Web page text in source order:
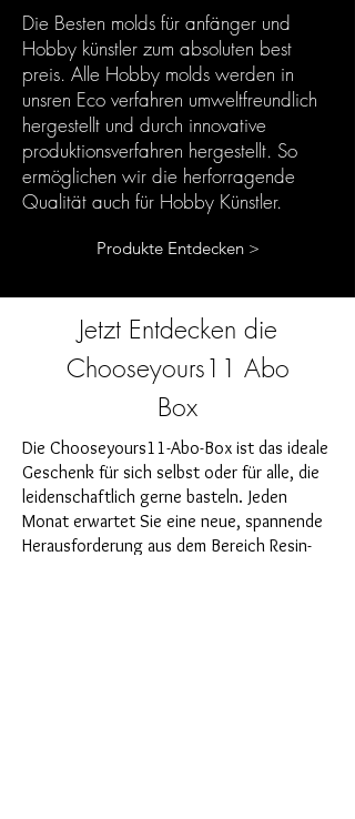
Die Besten molds für anfänger und
Hobby künstler zum absoluten best
preis. Alle Hobby molds werden in
unsren Eco verfahren umweltfreundlich
hergestellt und durch innovative
produktionsverfahren hergestellt. So
ermöglichen wir die herforragende
Qualität auch für Hobby Künstler.
Produkte Entdecken >
Jetzt Entdecken die
Chooseyours11 Abo
Box
Die Chooseyours11-Abo-Box ist das ideale
Geschenk für sich selbst oder für alle, die
leidenschaftlich gerne basteln. Jeden
Monat erwartet Sie eine neue, spannende
Herausforderung aus dem Bereich Resin-